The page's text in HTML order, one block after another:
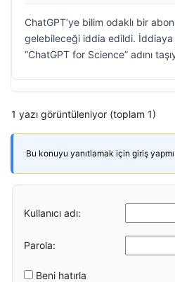
ChatGPT’ye bilim odaklı bir
gelebileceği iddia edildi.
“ChatGPT for Science” adını
1 yazı görüntüleniyor (toplam 1)
Bu konuyu yanıtlamak için giriş
Kullanıcı adı:
Parola:
Beni hatırla